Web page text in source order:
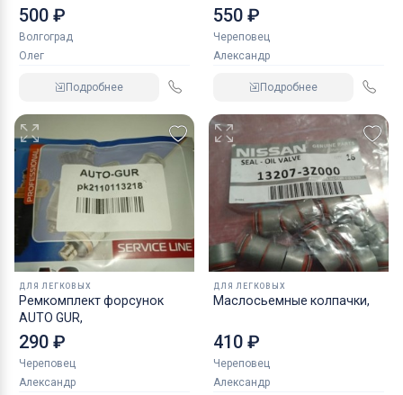
NORDBERG 2 т
500 ₽
Волгоград
Олег
Подробнее
550 ₽
Череповец
Александр
Подробнее
ДЛЯ ЛЕГКОВЫХ
Ремкомплект форсунок
AUTO GUR,
290 ₽
Череповец
Александр
ДЛЯ ЛЕГКОВЫХ
Маслосьемные колпачки,
410 ₽
Череповец
Александр